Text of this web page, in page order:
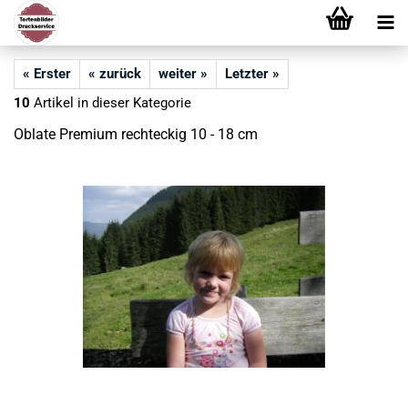
« Erster « zurück weiter »
Letzter »
10 Artikel in dieser Kategorie
Oblate Premium rechteckig 10 - 18 cm